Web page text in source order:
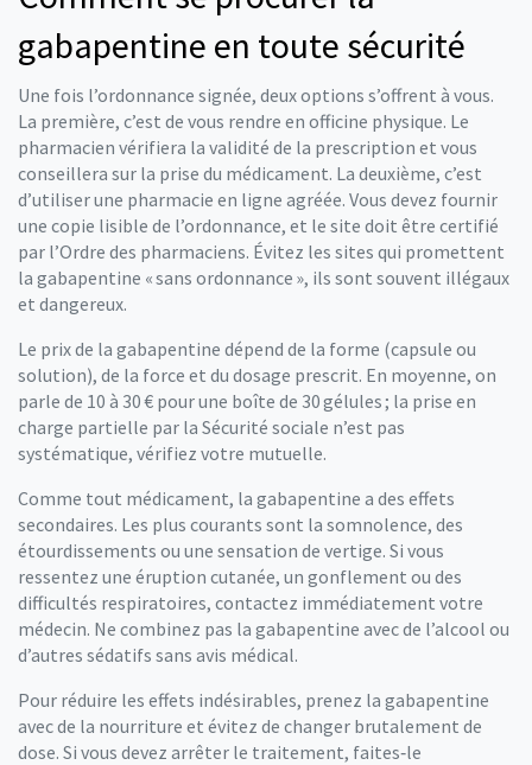
gabapentine en toute sécurité
Une fois l’ordonnance signée, deux options s’offrent à vous.
La première, c’est de vous rendre en officine physique. Le
pharmacien vérifiera la validité de la prescription et vous
conseillera sur la prise du médicament. La deuxième, c’est
d’utiliser une pharmacie en ligne agréée. Vous devez fournir
une copie lisible de l’ordonnance, et le site doit être certifié
par l’Ordre des pharmaciens. Évitez les sites qui promettent
la gabapentine « sans ordonnance », ils sont souvent illégaux
et dangereux.
Le prix de la gabapentine dépend de la forme (capsule ou
solution), de la force et du dosage prescrit. En moyenne, on
parle de 10 à 30 € pour une boîte de 30 gélules ; la prise en
charge partielle par la Sécurité sociale n’est pas
systématique, vérifiez votre mutuelle.
Comme tout médicament, la gabapentine a des effets
secondaires. Les plus courants sont la somnolence, des
étourdissements ou une sensation de vertige. Si vous
ressentez une éruption cutanée, un gonflement ou des
difficultés respiratoires, contactez immédiatement votre
médecin. Ne combinez pas la gabapentine avec de l’alcool ou
d’autres sédatifs sans avis médical.
Pour réduire les effets indésirables, prenez la gabapentine
avec de la nourriture et évitez de changer brutalement de
dose. Si vous devez arrêter le traitement, faites‑le